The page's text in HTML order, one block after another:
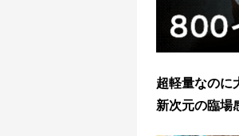
超軽量なの
新次元の臨場